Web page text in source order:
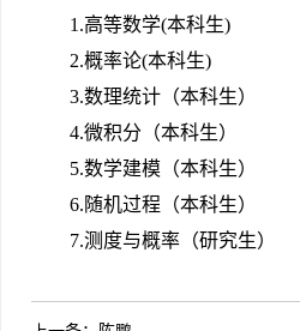
1.高等数学(本科生)
2.概率论(本科生)
3.数理统计（本科生）
4.微积分（本科生）
5.数学建模（本科生）
6.随机过程（本科生）
7.测度与概率（研究生）